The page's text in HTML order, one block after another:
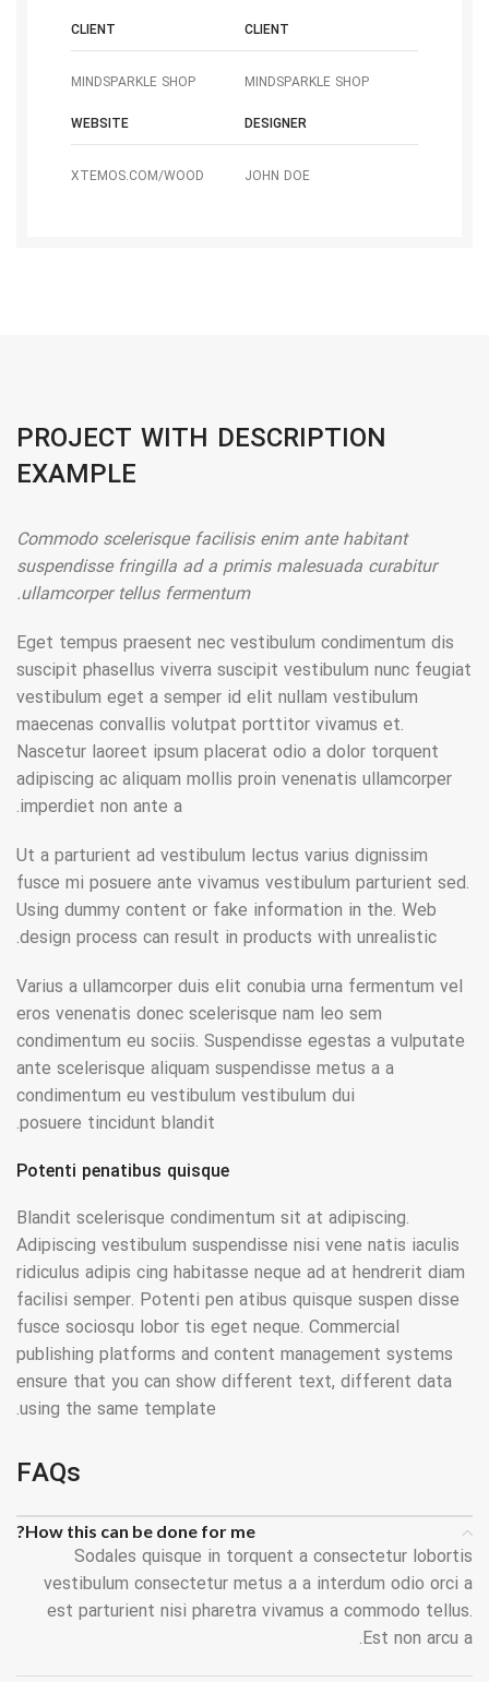
CLIENT
MINDSPARKLE SHOP
CLIENT
MINDSPARKLE SHOP
DESIGNER
JOHN DOE
WEBSITE
XTEMOS.COM/WOOD
PROJECT WITH DESCRIPTION
EXAMPLE
Commodo scelerisque facilisis enim ante habitant
suspendisse fringilla ad a primis malesuada curabitur
ullamcorper tellus fermentum.
Eget tempus praesent nec vestibulum condimentum dis
suscipit phasellus viverra suscipit vestibulum nunc feugiat
vestibulum eget a semper id elit nullam vestibulum
maecenas convallis volutpat porttitor vivamus et.
Nascetur laoreet ipsum placerat odio a dolor torquent
adipiscing ac aliquam mollis proin venenatis ullamcorper
imperdiet non ante a.
Ut a parturient ad vestibulum lectus varius dignissim
fusce mi posuere ante vivamus vestibulum parturient sed.
Using dummy content or fake information in the. Web
design process can result in products with unrealistic.
Varius a ullamcorper duis elit conubia urna fermentum vel
eros venenatis donec scelerisque nam leo sem
condimentum eu sociis. Suspendisse egestas a vulputate
ante scelerisque aliquam suspendisse metus a a
condimentum eu vestibulum vestibulum dui
posuere tincidunt blandit.
Potenti penatibus quisque
Blandit scelerisque condimentum sit at adipiscing.
Adipiscing vestibulum suspendisse nisi vene natis iaculis
ridiculus adipis cing habitasse neque ad at hendrerit diam
facilisi semper. Potenti pen atibus quisque suspen disse
fusce sociosqu lobor tis eget neque. Commercial
publishing platforms and content management systems
ensure that you can show different text, different data
using the same template.
FAQs
How this can be done for me?
Sodales quisque in torquent a consectetur lobortis
vestibulum consectetur metus a a interdum odio orci a
est parturient nisi pharetra vivamus a commodo tellus.
Est non arcu a.